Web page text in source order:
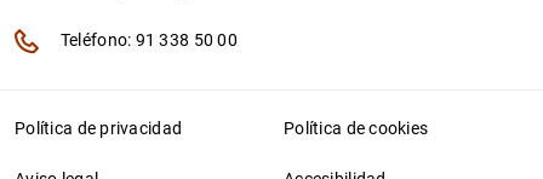
Teléfono: 91 338 50 00
Política de privacidad Política de cookies